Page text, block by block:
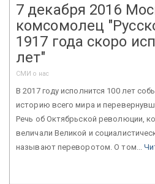
7 декабря 2016
комсомолец
1917 года скоро
лет"
СМИ о нас
В 2017 году исполнится 100 лет
историю всего мира и
Речь об Октябрьской революции,
величали Великой и
называют переворотом. О том...